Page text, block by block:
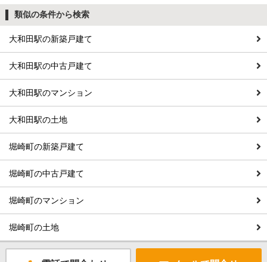
類似の条件から検索
大和田駅の新築戸建て
大和田駅の中古戸建て
大和田駅のマンション
大和田駅の土地
堀崎町の新築戸建て
堀崎町の中古戸建て
堀崎町のマンション
堀崎町の土地